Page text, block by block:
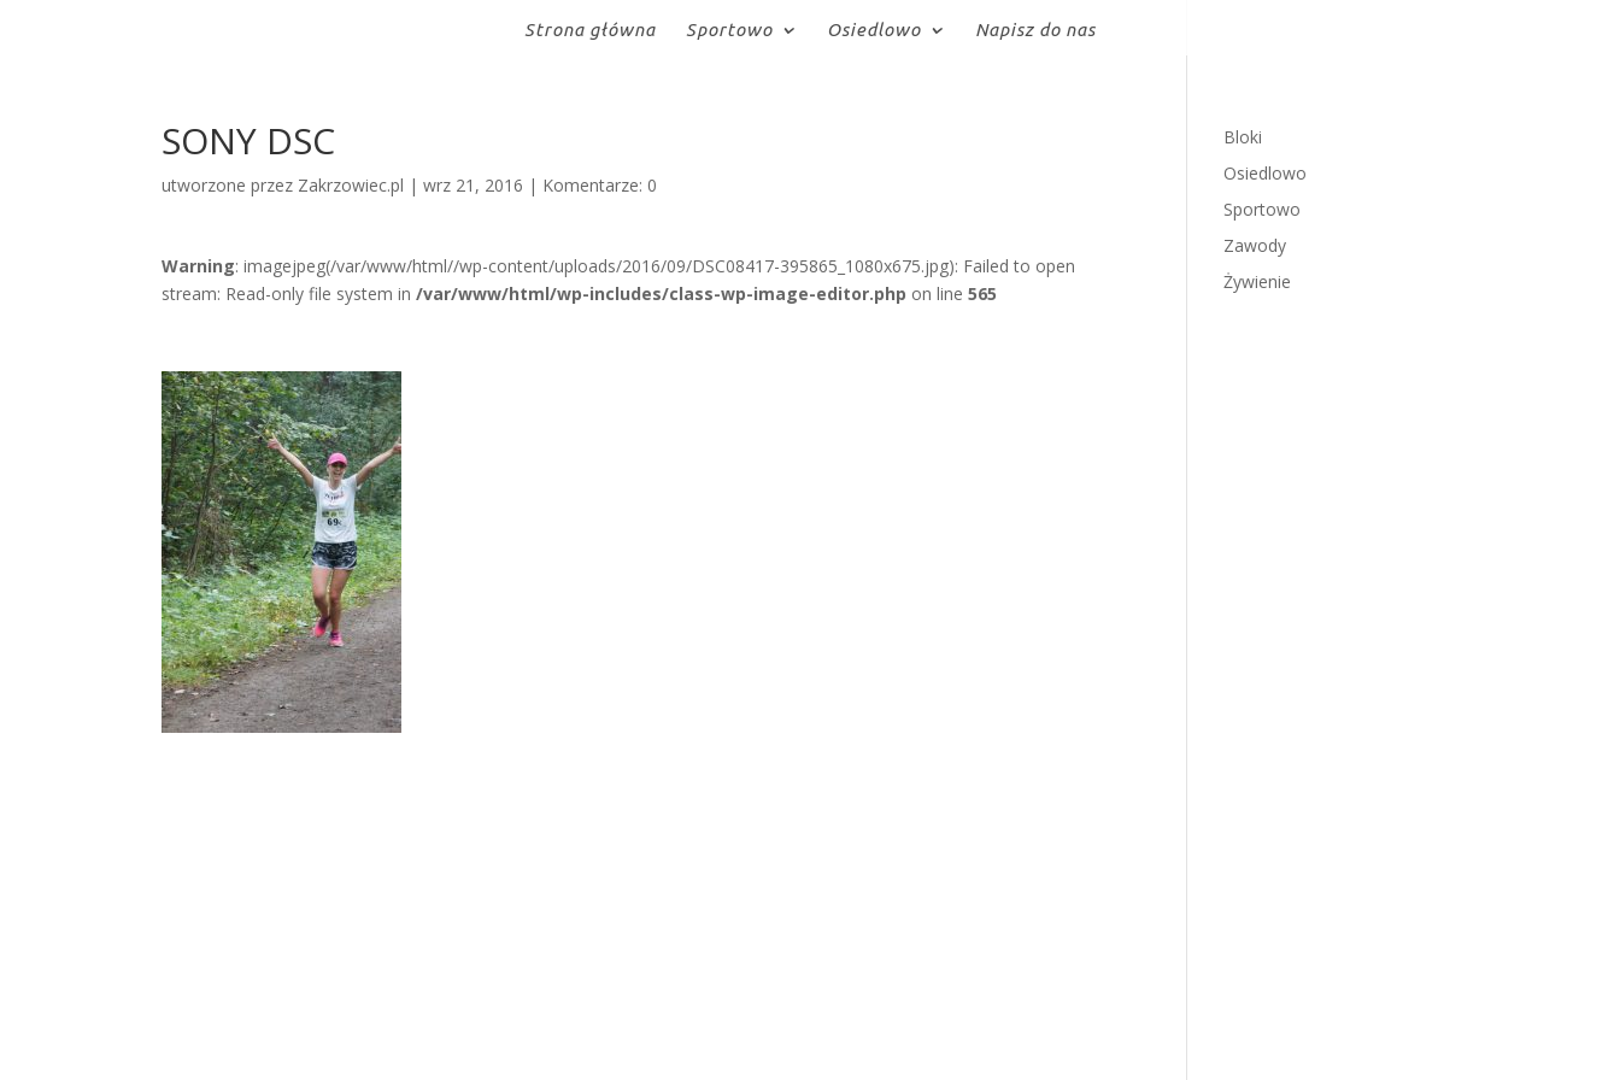
Strona główna Sportowo Osiedlowo Napisz do nas
SONY DSC
utworzone przez Zakrzowiec.pl |wrz 21, 2016 | Komentarze: 0
Warning: imagejpeg(/var/www/html//wp-content/uploads/2016/09/DSC08417-395865_1080x675.jpg): Failed to open
stream: Read-only file system in/var/www/html/wp-includes/class-wp-image-editor.php on line565
Bloki
Osiedlowo
Sportowo
Zawody
Żywienie